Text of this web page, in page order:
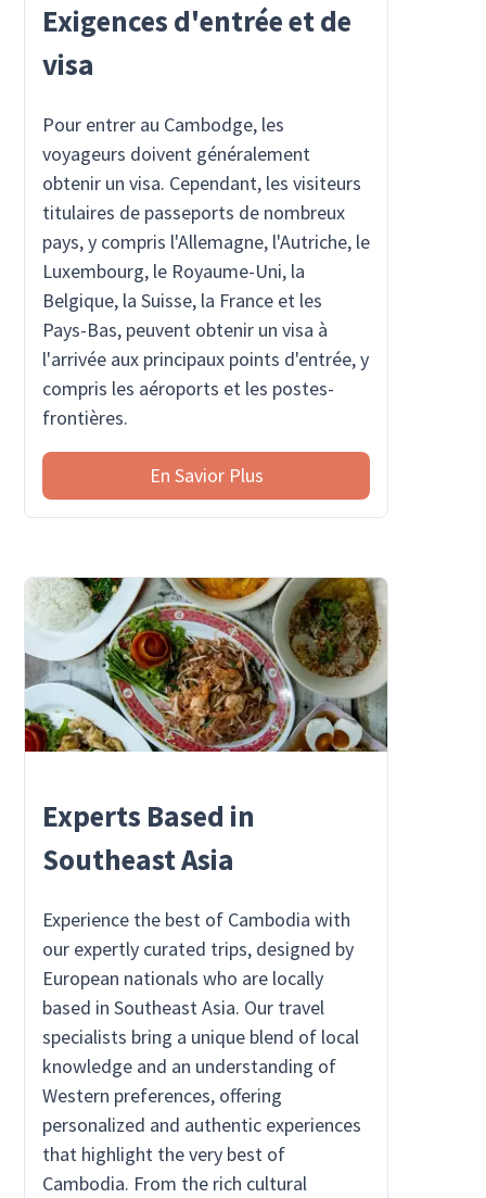
Exigences d'entrée et de
visa
Pour entrer au Cambodge, les
voyageurs doivent généralement
obtenir un visa. Cependant, les visiteurs
titulaires de passeports de nombreux
pays, y compris l'Allemagne, l'Autriche, le
Luxembourg, le Royaume-Uni, la
Belgique, la Suisse, la France et les
Pays-Bas, peuvent obtenir un visa à
l'arrivée aux principaux points d'entrée, y
compris les aéroports et les postes-
frontières.
En Savior Plus
Experts Based in
Southeast Asia
Experience the best of Cambodia with
our expertly curated trips, designed by
European nationals who are locally
based in Southeast Asia. Our travel
specialists bring a unique blend of local
knowledge and an understanding of
Western preferences, offering
personalized and authentic experiences
that highlight the very best of
Cambodia. From the rich cultural